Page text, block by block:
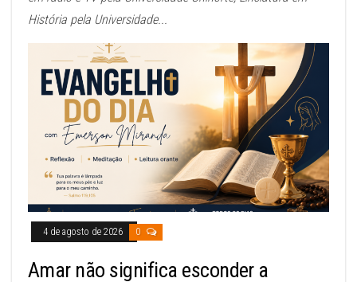
História pela Universidade...
4 de agosto de 2026 0
Amar não significa esconder a